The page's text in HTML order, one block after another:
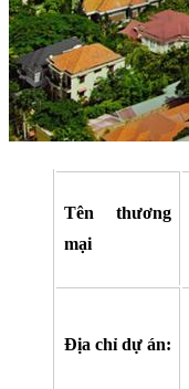
Tên thương
mại
Địa chỉ dự án: